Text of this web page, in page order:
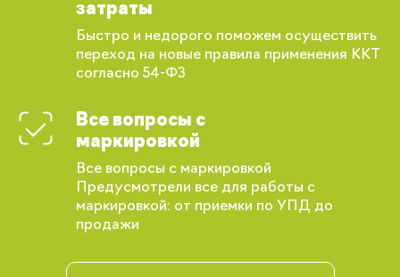
затраты
Быстро и недорого поможем осуществить
переход на новые правила применения ККТ
согласно 54-ФЗ
Все вопросы с
маркировкой
Все вопросы с маркировкой
Предусмотрели все для работы с
маркировкой: от приемки по УПД до
продажи
Вы сможете отслеживать статус своих
рекомендации